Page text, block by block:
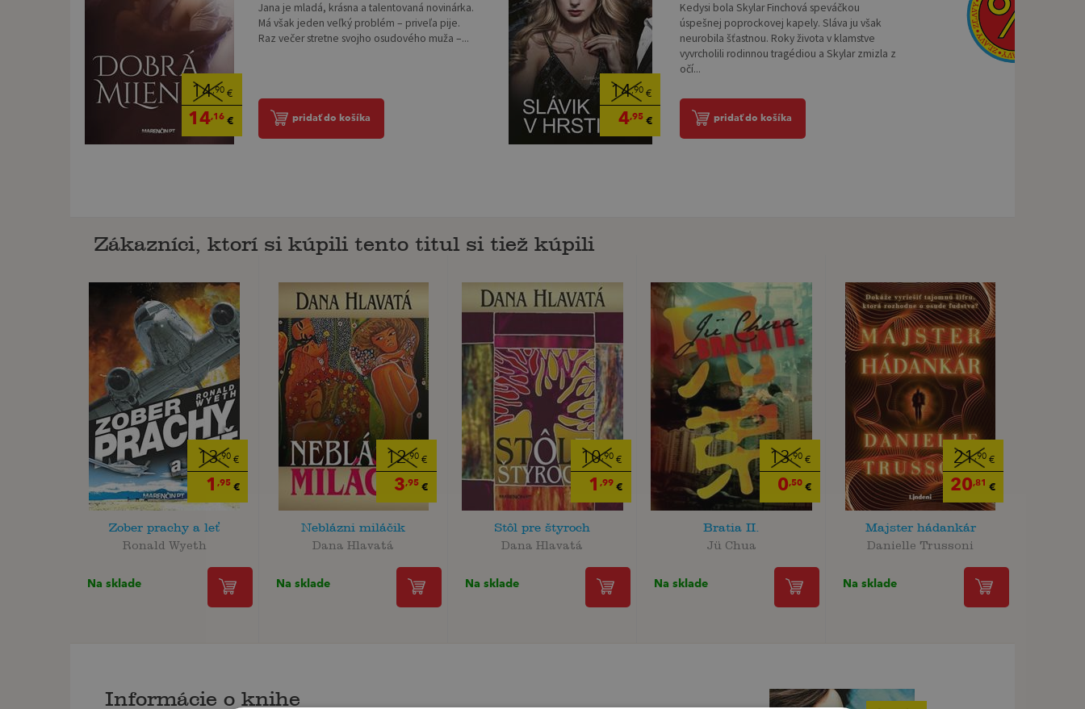
14,90 €
14,16 €
Jana je mladá, krásna a talentovaná novinárka.
Má však jeden veľký problém – priveľa pije.
Raz večer stretne svojho osudového muža –...
pridať do košíka
14,90€
4,95€
Kedysi bola Skylar Finchová speváčkou
úspešnej poprockovej kapely. Sláva ju však
neurobila šťastnou. Roky života v klamstve
vyvrcholili rodinnou tragédiou a Skylar zmizla z
očí...
pridať do košíka
Zákazníci, ktorí si kúpili tento titul si tiež kúpili
13,90€
1 ,95€
Zober prachy a leť
Ronald Wyeth
Na sklade
12,90 €
3,95 €
Neblázni miláčik
Dana Hlavatá
Na sklade
10,90 €
1 ,99 €
Stôl pre štyroch
Dana Hlavatá
Na sklade
13,90 €
0,50 €
Bratia II.
Jü Chua
Na sklade
21,90€
20,81 €
Majster hádankár
Danielle Trussoni
Na sklade
Informácie o knihe